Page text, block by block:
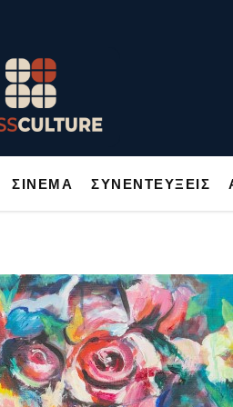
ΣΙΝΕΜΑ ΣΥΝΕΝΤΕΥΞΕΙΣ